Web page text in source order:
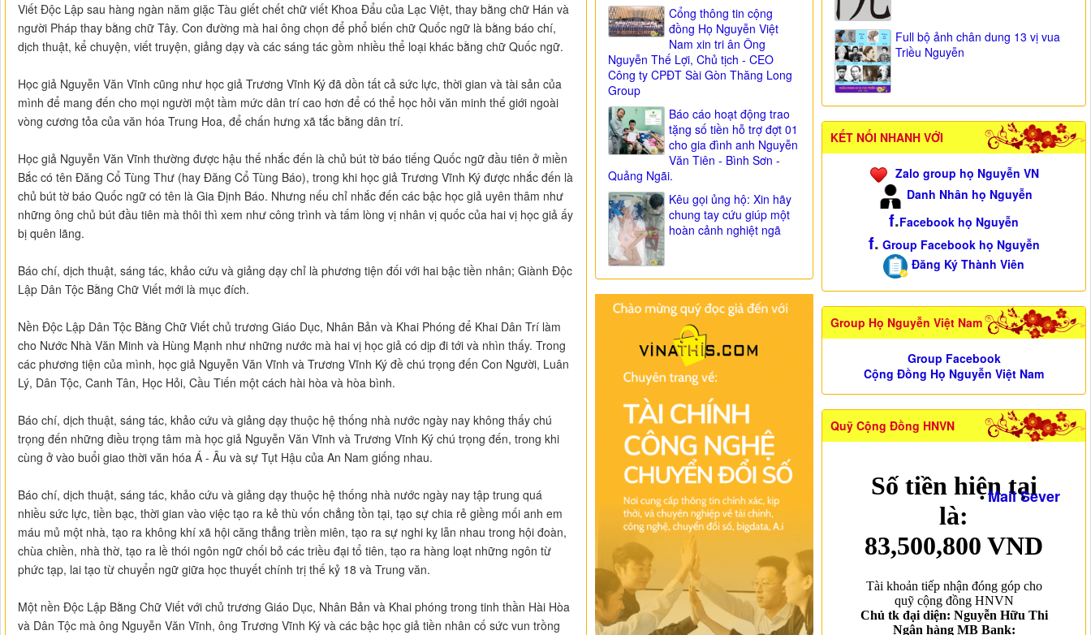
Viết Độc Lập sau hàng ngàn năm giặc Tàu giết chết chữ viết Khoa Đẩu của Lạc Việt, thay bằng chữ Hán và
người Pháp thay bằng chữ Tây. Con đường mà hai ông chọn để phổ biến chữ Quốc ngữ là bằng báo chí,
dịch thuật, kể chuyện, viết truyện, giảng dạy và các sáng tác gồm nhiều thể loại khác bằng chữ Quốc ngữ.
Học giả Nguyễn Văn Vĩnh cũng như học giả Trương Vĩnh Ký đã dồn tất cả sức lực, thời gian và tài sản của
mình để mang đến cho mọi người một tầm mức dân trí cao hơn để có thể học hỏi văn minh thế giới ngoài
vòng cương tỏa của văn hóa Trung Hoa, để chấn hưng xã tắc bằng dân trí.
Học giả Nguyễn Văn Vĩnh thường được hậu thế nhắc đến là chủ bút tờ báo tiếng Quốc ngữ đầu tiên ở miền
Bắc có tên Đăng Cổ Tùng Thư (hay Đăng Cổ Tùng Báo), trong khi học giả Trương Vĩnh Ký được nhắc đến là
chủ bút tờ báo Quốc ngữ có tên là Gia Định Báo. Nhưng nếu chỉ nhắc đến các bậc học giả uyên thâm như
những ông chủ bút đầu tiên mà thôi thì xem như công trình và tấm lòng vị nhân vị quốc của hai vị học giả ấy
bị quên lãng.
Báo chí, dịch thuật, sáng tác, khảo cứu và giảng dạy chỉ là phương tiện đối với hai bậc tiền nhân; Giành Độc
Lập Dân Tộc Bằng Chữ Viết mới là mục đích.
Nền Độc Lập Dân Tộc Bằng Chữ Viết chủ trương Giáo Dục, Nhân Bản và Khai Phóng để Khai Dân Trí làm
cho Nước Nhà Văn Minh và Hùng Mạnh như những nước mà hai vị học giả có dịp đi tới và nhìn thấy. Trong
các phương tiện của mình, học giả Nguyễn Văn Vĩnh và Trương Vĩnh Ký đề chú trọng đến Con Người, Luân
Lý, Dân Tộc, Canh Tân, Học Hỏi, Cầu Tiến một cách hài hòa và hòa bình.
Báo chí, dịch thuật, sáng tác, khảo cứu và giảng dạy thuộc hệ thống nhà nước ngày nay không thấy chú
trọng đến những điều trọng tâm mà học giả Nguyễn Văn Vĩnh và Trương Vĩnh Ký chú trọng đến, trong khi
cùng ở vào buổi giao thời văn hóa Á - Âu và sự Tụt Hậu của An Nam giống nhau.
Báo chí, dịch thuật, sáng tác, khảo cứu và giảng dạy thuộc hệ thống nhà nước ngày nay tập trung quá
nhiều sức lực, tiền bạc, thời gian vào việc tạo ra kẻ thù vốn chẳng tồn tại, tạo sự chia rẻ giềng mối anh em
máu mủ một nhà, tạo ra không khí xã hội căng thẳng triền miên, tạo ra sự nghi kỵ lẫn nhau trong hội đoàn,
chùa chiền, nhà thờ, tạo ra lề thói ngôn ngữ chối bỏ các triều đại tổ tiên, tạo ra hàng loạt những ngôn từ
phức tạp, lai tạo từ chuyển ngữ giữa học thuyết chính trị thế kỷ 18 và Trung văn.
Một nền Độc Lập Bằng Chữ Viết với chủ trương Giáo Dục, Nhân Bản và Khai phóng trong tinh thần Hài Hòa
và Dân Tộc mà ông Nguyễn Văn Vĩnh, ông Trương Vĩnh Ký và các bậc học giả tiền nhân cố sức vun trồng
Full bộ ảnh chân dung 13 vị vua
Triều Nguyễn
KẾT NỐI NHANH VỚI
Zalo group họ Nguyễn VN
Danh Nhân họ Nguyễn
f.Facebook họ Nguyễn
f. Group Facebook họ Nguyễn
Đăng Ký Thành Viên
Group Họ Nguyễn Việt Nam
Group Facebook
Cộng Đồng Họ Nguyễn Việt Nam
Quỹ Cộng Đồng HNVN
Cổng thông tin cộng
đồng Họ Nguyễn Việt
Nam xin tri ân Ông
Nguyễn Thế Lợi, Chủ tịch - CEO
Công ty CPĐT Sài Gòn Thăng Long
Group
Báo cáo hoạt động trao
tặng số tiền hỗ trợ đợt 01
cho gia đình anh Nguyễn
Văn Tiên - Bình Sơn -
Quảng Ngãi.
Kêu gọi ủng hộ: Xin hãy
chung tay cứu giúp một
hoàn cảnh nghiệt ngã
Mail Sever